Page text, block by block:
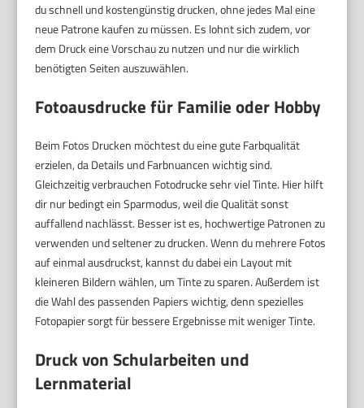
du schnell und kostengünstig drucken, ohne jedes Mal eine
neue Patrone kaufen zu müssen. Es lohnt sich zudem, vor
dem Druck eine Vorschau zu nutzen und nur die wirklich
benötigten Seiten auszuwählen.
Fotoausdrucke für Familie oder Hobby
Beim Fotos Drucken möchtest du eine gute Farbqualität
erzielen, da Details und Farbnuancen wichtig sind.
Gleichzeitig verbrauchen Fotodrucke sehr viel Tinte. Hier hilft
dir nur bedingt ein Sparmodus, weil die Qualität sonst
auffallend nachlässt. Besser ist es, hochwertige Patronen zu
verwenden und seltener zu drucken. Wenn du mehrere Fotos
auf einmal ausdruckst, kannst du dabei ein Layout mit
kleineren Bildern wählen, um Tinte zu sparen. Außerdem ist
die Wahl des passenden Papiers wichtig, denn spezielles
Fotopapier sorgt für bessere Ergebnisse mit weniger Tinte.
Druck von Schularbeiten und
Lernmaterial